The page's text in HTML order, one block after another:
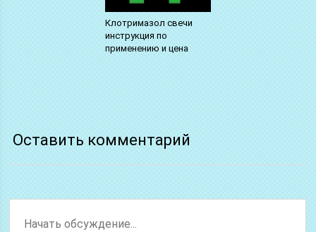
Клотримазол свечи
инструкция по
применению и цена
Оставить комментарий